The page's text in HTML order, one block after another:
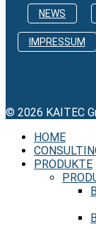
NEWS
IMPRESSUM
© 2026 KAITEC
HOME
PRODUKTE